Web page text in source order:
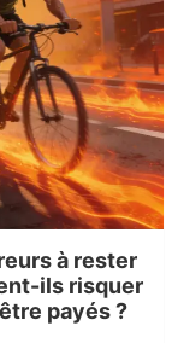
à rester
ils risquer
payés ?